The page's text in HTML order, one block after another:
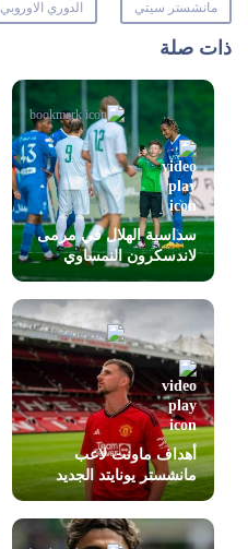
مانشستر سيتي الدوري الاوروبي
ذات صلة
سداسية الهلال في مرمى
لاندسكرون النمساوي
أهداف ماونت لاعب
مانشستر يونايتد الجديد